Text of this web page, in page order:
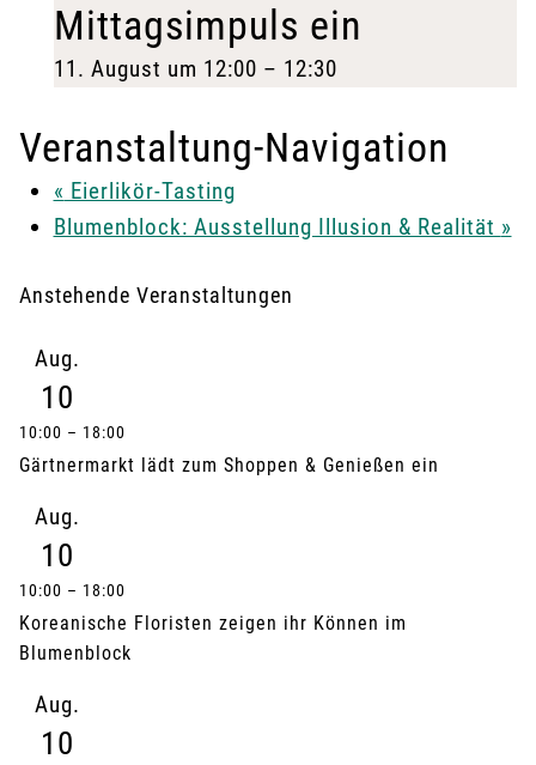
Mittagsimpuls ein
11. August um 12:00 – 12:30
Veranstaltung-Navigation
« Eierlikör-Tasting
Blumenblock: Ausstellung Illusion & Realität »
Anstehende Veranstaltungen
Aug.
10
10:00 – 18:00
Gärtnermarkt lädt zum Shoppen & Genießen ein
Aug.
10
10:00 – 18:00
Koreanische Floristen zeigen ihr Können im
Blumenblock
Aug.
10